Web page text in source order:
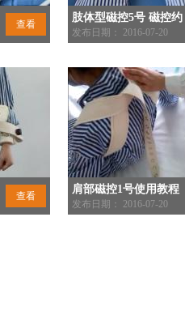
查看
肢体型磁控5号 磁控约
束带 E-001-05 使用教程
发布日期： 2016-07-20
查看
肩部磁控1号使用教程
发布日期： 2016-07-20